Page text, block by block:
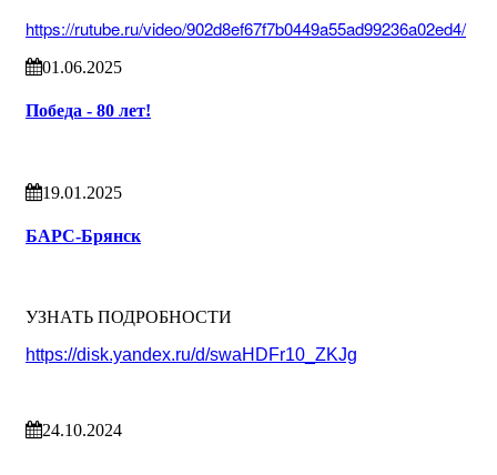
https://rutube.ru/video/902d8ef67f7b0449a55ad99236a02ed4/
01.06.2025
Победа - 80 лет!
19.01.2025
БАРС-Брянск
УЗНАТЬ ПОДРОБНОСТИ
https://disk.yandex.ru/d/swaHDFr10_ZKJg
24.10.2024